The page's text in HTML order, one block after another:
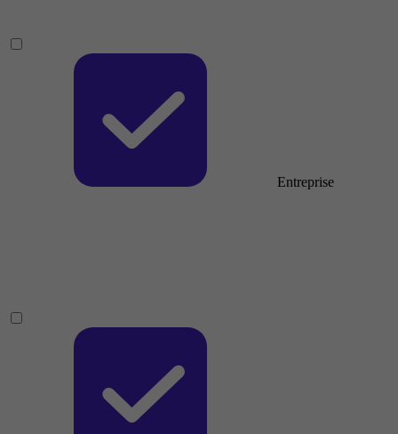
Entreprise